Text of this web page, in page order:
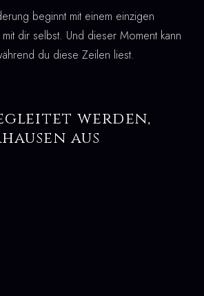
beginnt mit einem einzigen
dir selbst. Und dieser Moment kann
du diese Zeilen liest.
werden,
aus